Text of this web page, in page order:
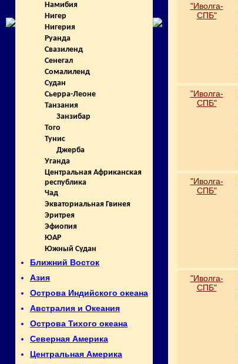
Намибия
Нигер
Нигерия
Руанда
Свазиленд
Сенегал
Сомалиленд
Судан
Сьерра-Леоне
Танзания
Занзибар
Того
Тунис
Джерба
Уганда
Центральная Африканская
республика
Чад
Экваториальная Гвинея
Эритрея
Эфиопия
ЮАР
Южный Судан
Ближний Восток
Азия
Острова Индийского океана
Австралия и Океания
Острова Тихого океана
Северная Америка
Центральная Америка
"Иволга-
СПБ"
"Иволга-
СПБ"
"Иволга-
СПБ"
"Иволга-
СПБ"